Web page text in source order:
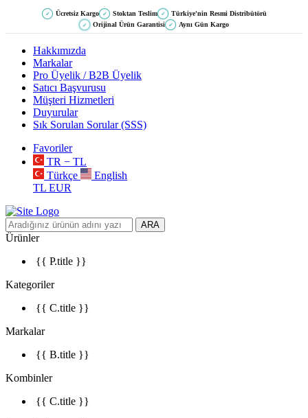
✓ Ücretsiz Kargo ✓ Stoktan Teslim ✓ Türkiye'nin Resmi Distribütörü
✓ Orijinal Ürün Garantisi ✓ Aynı Gün Kargo
Hakkımızda
Markalar
Pro Üyelik / B2B Üyelik
Satıcı Başvurusu
Müşteri Hizmetleri
Duyurular
Sık Sorulan Sorular (SSS)
Favoriler
TR − TL
Türkçe
English
TL EUR
ARA
Ürünler
{{ P.title }}
Kategoriler
{{ C.title }}
Markalar
{{ B.title }}
Kombinler
{{ C.title }}